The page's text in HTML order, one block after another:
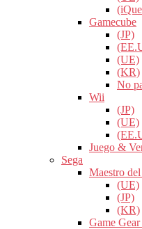
Gamecube
(JP)
(UE)
(KR)
No
Wii
(JP)
(UE)
Juego &
Sega
Maestro
(UE)
(JP)
(KR)
Game